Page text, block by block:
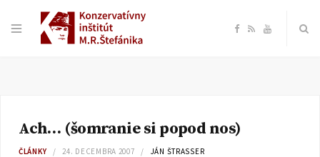
F
e
R Y
Ach… (šomranie si popod nos)
ČLÁNKY 24. DECEMBRA 2007 JÁN ŠTRASSER